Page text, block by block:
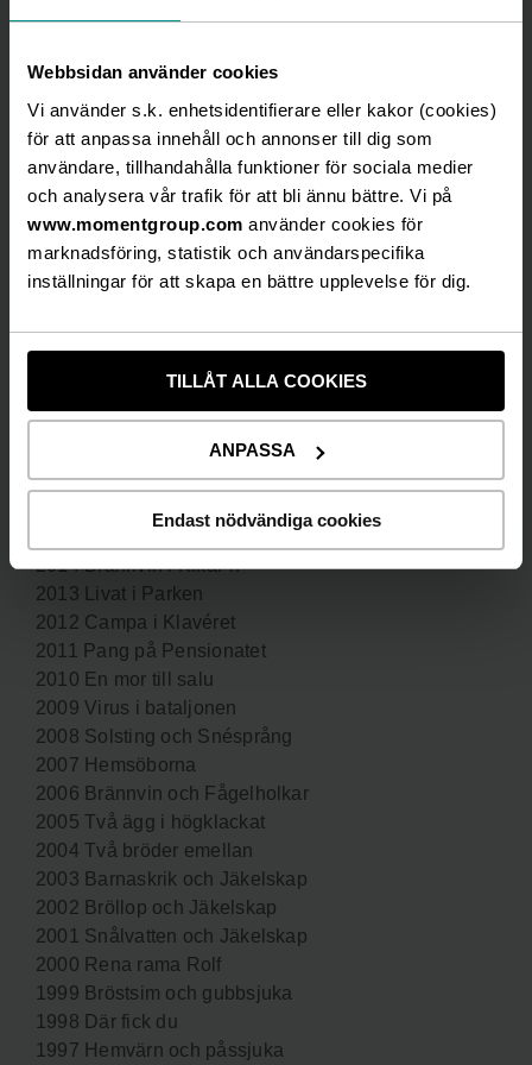
Webbsidan använder cookies
Vi använder s.k. enhetsidentifierare eller kakor (cookies)
för att anpassa innehåll och annonser till dig som
användare, tillhandahålla funktioner för sociala medier
och analysera vår trafik för att bli ännu bättre. Vi på
www.momentgroup.com använder cookies för
marknadsföring, statistik och användarspecifika
inställningar för att skapa en bättre upplevelse för dig.
TILLÅT ALLA COOKIES
ANPASSA
Endast nödvändiga cookies
Anna Carlsson, Robin Stegmar, Karin Bergquist,
Dohlsten med nyskrivet manus av Lars Classon och
Jojje Jönsson. Världspremiär på Vallarnas
friluftsteater i Falkenberg söndagen den 3 juli kl.
18.00. Spelas hela sommaren t.o.m. 14 augusti
2016.
Biljetterna till sommarens jubileumsfars ”Jäkelskap i
viavallarna.seochshowtic.se.
åren:
2016 Jäkelskap i Kikar´n – Biljettsläpp måndagen
2014 Brännvin i Kikar´n
2013 Livat i Parken
2012 Campa i Klavéret
2011 Pang på Pensionatet
2010 En mor till salu
2009 Virus i bataljonen
2008 Solsting och Snésprång
2007 Hemsöborna
2006 Brännvin och Fågelholkar
2005 Två ägg i högklackat
2004 Två bröder emellan
2003 Barnaskrik och Jäkelskap
2002 Bröllop och Jäkelskap
2001 Snålvatten och Jäkelskap
2000 Rena rama Rolf
1999 Bröstsim och gubbsjuka
1998 Där fick du
1997 Hemvärn och påssjuka